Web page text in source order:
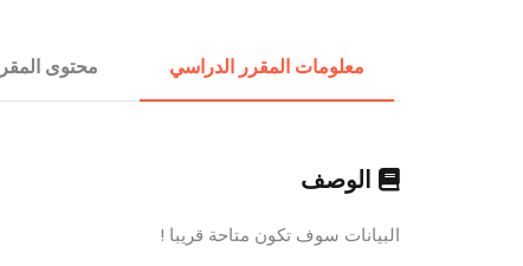
معلومات المقرر الدراسي محتوى
الوصف
البيانات سوف تكون متاحة قريبا !